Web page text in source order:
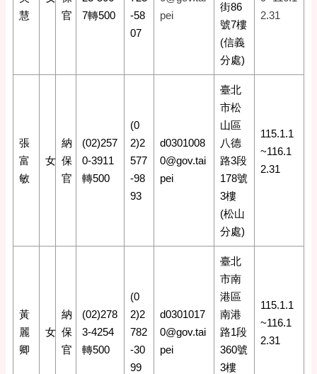
慧
官
7轉500
-58
07
pei
街86
號7樓
(信義
分處)
2.31
張
富
敏
女
納
保
官
(02)257
0-3911
轉500
(0
2)2
577
-98
93
d0301008
0@gov.tai
pei
臺北
市松
山區
八德
路3段
178號
3樓
(松山
分處)
115.1.1
~116.1
2.31
黃
麗
卿
女
納
保
官
(02)278
3-4254
轉500
(0
2)2
782
-30
99
d0301017
0@gov.tai
pei
臺北
市南
港區
南港
路1段
360號
3樓
115.1.1
~116.1
2.31